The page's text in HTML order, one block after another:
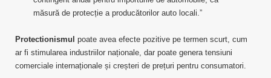
măsură de protecție a producătorilor auto locali.”
Protectionismul poate avea efecte pozitive pe termen scurt, cum
ar fi stimularea industriilor naționale, dar poate genera tensiuni
comerciale internaționale și creșteri de prețuri pentru consumatori.